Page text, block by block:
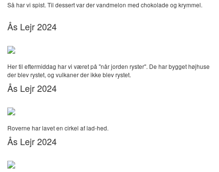
Så har vi spist. Til dessert var der vandmelon med chokolade og krymmel.
Ås Lejr 2024
Her til eftermiddag har vi været på "når jorden ryster". De har bygget højhuse
der blev rystet, og vulkaner der ikke blev rystet.
Ås Lejr 2024
Roverne har lavet en cirkel af lad-hed.
Ås Lejr 2024